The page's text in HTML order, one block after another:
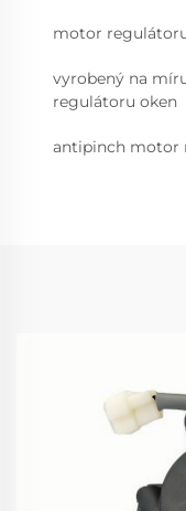
motor
vyrobený na
regulátoru oken
antipinch motor